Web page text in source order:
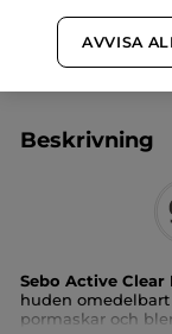
Frakt- och
LÄS MER I
Beskrivning
Sebo Active Clear
huden
pormaskar och
AVVISA